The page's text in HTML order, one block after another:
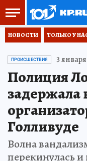
НОВОСТИ ТОЛЬКО У
ПРОИСШЕСТВИЯ 3 января
Полиция
задержала
Голливуде
Волна
перекинулась и